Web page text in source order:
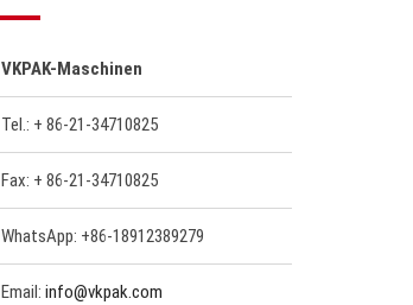
VKPAK-Maschinen
Tel.: + 86-21-34710825
Fax: + 86-21-34710825
WhatsApp: +86-18912389279
Email: info@vkpak.com